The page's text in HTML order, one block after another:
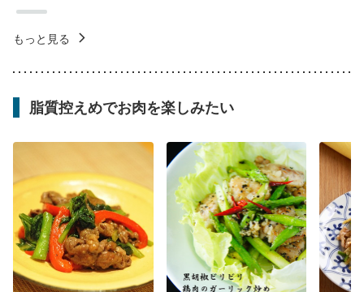
もっと見る
脂質控えめでお肉を楽しみたい